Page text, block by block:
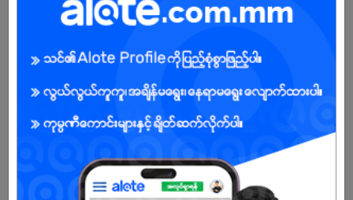
Open To : Female
Already Expired